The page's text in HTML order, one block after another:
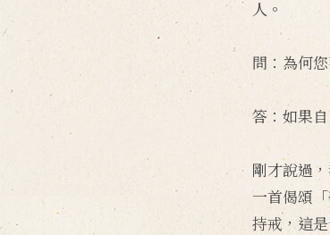
人。
問：為何
答：如果
剛才說過
一首偈頌
持戒，這